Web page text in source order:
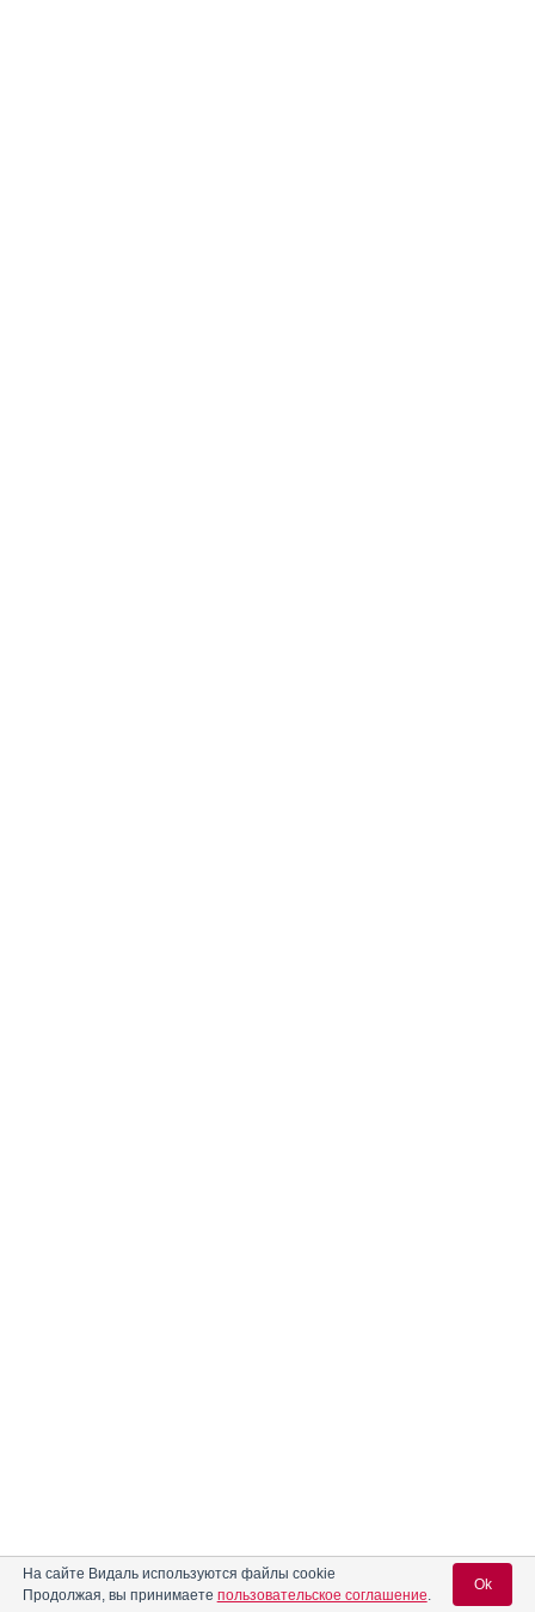
На сайте Видаль используются файлы cookie
Продолжая, вы принимаете пользовательское соглашение.
Ok